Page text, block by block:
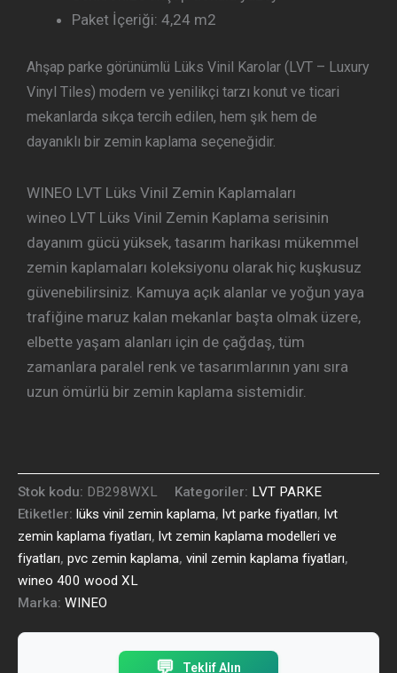
Paket İçeriği: 4,24 m2
Ahşap parke görünümlü Lüks Vinil Karolar (LVT – Luxury
Vinyl Tiles) modern ve yenilikçi tarzı konut ve ticari
mekanlarda sıkça tercih edilen, hem şık hem de
dayanıklı bir zemin kaplama seçeneğidir.
WINEO LVT Lüks Vinil Zemin Kaplamaları
wineo LVT Lüks Vinil Zemin Kaplama serisinin
dayanım gücü yüksek, tasarım harikası mükemmel
zemin kaplamaları koleksiyonu olarak hiç kuşkusuz
güvenebilirsiniz. Kamuya açık alanlar ve yoğun yaya
trafiğine maruz kalan mekanlar başta olmak üzere,
elbette yaşam alanları için de çağdaş, tüm
zamanlara paralel renk ve tasarımlarının yanı sıra
uzun ömürlü bir zemin kaplama sistemidir.
Stok kodu: DB298WXL Kategoriler: LVT PARKE
Etiketler: lüks vinil zemin kaplama, lvt parke fiyatları, lvt
zemin kaplama fiyatları, lvt zemin kaplama modelleri ve
fiyatları, pvc zemin kaplama, vinil zemin kaplama fiyatları,
wineo 400 wood XL
Marka: WINEO
💬 Teklif Alın